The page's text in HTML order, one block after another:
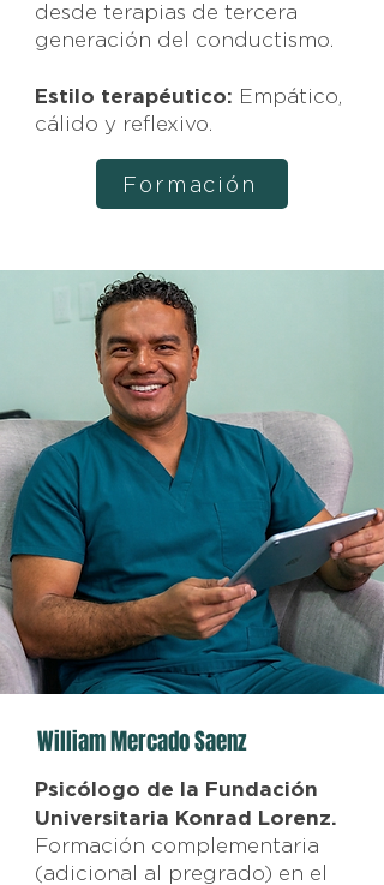
desde terapias de tercera
generación del conductismo.
Estilo terapéutico: Empático,
cálido y reflexivo.
Formación
William Mercado Saenz
Psicólogo de la Fundación
Universitaria Konrad Lorenz.
Formación complementaria
(adicional al pregrado) en el